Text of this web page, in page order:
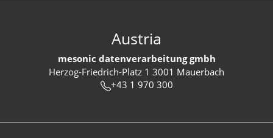
Austria
mesonic datenverarbeitung gmbh
Herzog-Friedrich-Platz 1 3001 Mauerbach
+43 1 970 300